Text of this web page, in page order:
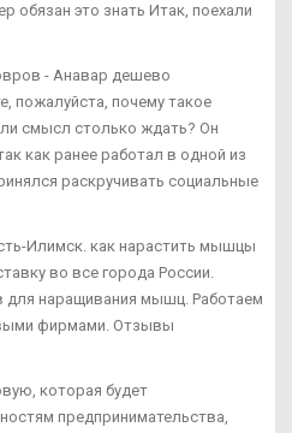
обязан это знать Итак, поехали
- Анавар дешево
пожалуйста, почему такое
смысл столько ждать? Он
как ранее работал в одной из
раскручивать социальные
Илимск. как нарастить мышцы
во все города России.
наращивания мышц. Работаем
фирмами. Отзывы
которая будет
предпринимательства,